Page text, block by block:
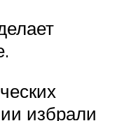
избрали